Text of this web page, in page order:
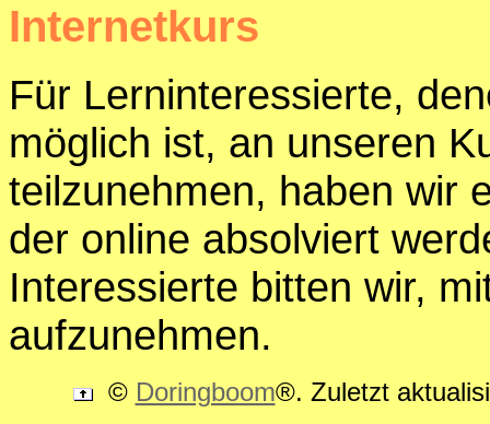
Internetkurs
Für Lerninteressierte,
möglich ist, an unseren
teilzunehmen, haben wir
der online absolviert
Interessierte bitten wir,
aufzunehmen.
© Doringboom®. Zuletzt